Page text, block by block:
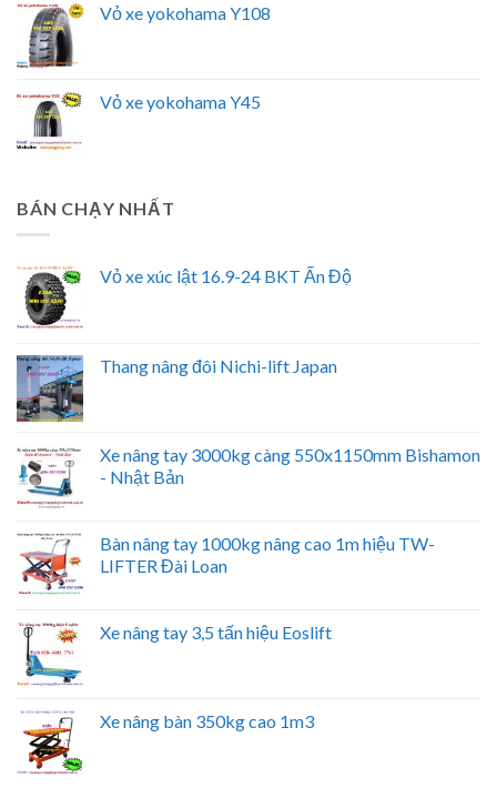
Vỏ xe yokohama Y108
Vỏ xe yokohama Y45
BÁN CHẠY NHẤT
Vỏ xe xúc lật 16.9-24 BKT Ấn Độ
Thang nâng đôi Nichi-lift Japan
Xe nâng tay 3000kg càng 550x1150mm Bishamon
- Nhật Bản
Bàn nâng tay 1000kg nâng cao 1m hiệu TW-
LIFTER Đài Loan
Xe nâng tay 3,5 tấn hiệu Eoslift
Xe nâng bàn 350kg cao 1m3